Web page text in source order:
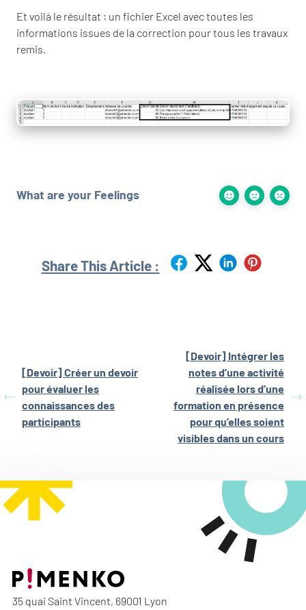
Et voilà le résultat : un fichier Excel avec toutes les
informations issues de la correction pour tous les travaux
remis.
What are your Feelings
Share This Article :
[Devoir] Créer un devoir
pour évaluer les
connaissances des
participants
[Devoir] Intégrer les
notes d’une activité
réalisée lors d’une
formation en présence
pour qu’elles soient
visibles dans un cours
35 quai Saint Vincent, 69001 Lyon